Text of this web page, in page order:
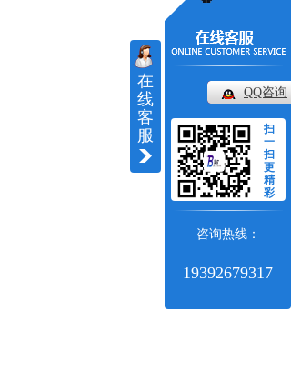
在
线
客
服
QQ咨询
扫
一
扫
更
精
彩
咨询热线：
19392679317